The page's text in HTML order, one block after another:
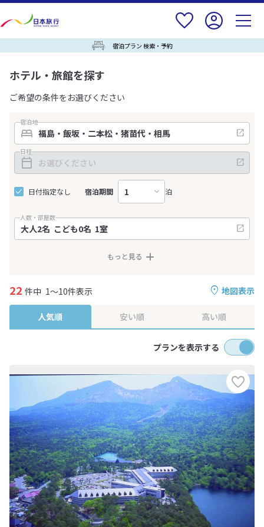
宿泊プラン 検索・予約
ホテル・旅館を探す
ご希望の条件をお選びください
宿泊地
日程
日付指定なし 宿泊期間 泊
人数・部屋数
もっと見る
地図表示
22 件中 1～10件表示
人気順 安い順 高い順
プランを表示する